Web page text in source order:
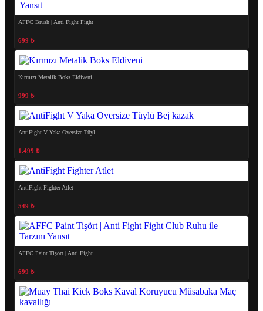
AFFC Brush | Anti Fight Fight
699 ₺
Kırmızı Metalik Boks Eldiveni
999 ₺
AntiFight V Yaka Oversize Tüyl
1.499 ₺
AntiFight Fighter Atlet
549 ₺
AFFC Paint Tişört | Anti Fight
699 ₺